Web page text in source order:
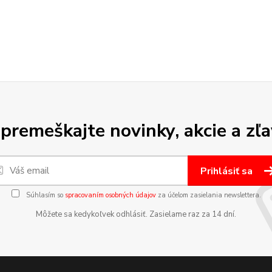
novinky, akcie a
Prihlásiť sa
Súhlasím so spracovaním osobných údajovza účelom zasielania newslettera.
Môžete sa kedykoľvek odhlásiť. Zasielame raz za 14 dní.